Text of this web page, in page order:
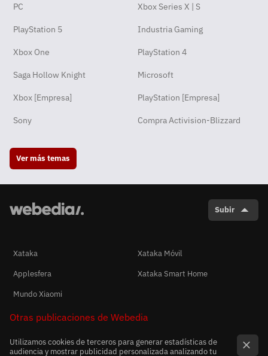
PC Xbox Series X | S
PlayStation 5 Industria Gaming
Xbox One PlayStation 4
Saga Hollow Knight Microsoft
Xbox [Empresa] PlayStation [Empresa]
Sony Compra Activision-Blizzard
Ver más temas
Subir
Xataka
Xataka Móvil
Applesfera
Xataka Smart Home
Mundo Xiaomi
Otras publicaciones de Webedia
Utilizamos cookies de terceros para generar estadísticas de
audiencia y mostrar publicidad personalizada analizando tu